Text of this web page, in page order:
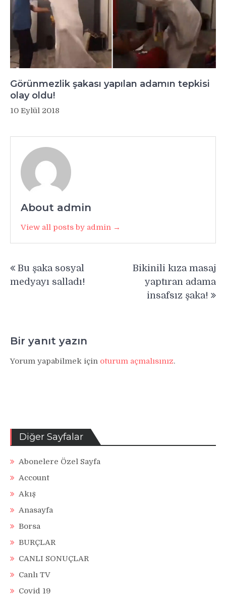
Görünmezlik şakası yapılan adamın tepkisi
olay oldu!
10 Eylül 2018
About admin
View all posts by admin →
gezinmesi
Bu şaka sosyal
medyayı salladı!
Bikinili kıza masaj
yaptıran adama
insafsız şaka!
Bir yanıt yazın
Yorum yapabilmek için oturum açmalısınız.
Diğer Sayfalar
Abonelere Özel Sayfa
Account
Akış
Anasayfa
Borsa
BURÇLAR
CANLI SONUÇLAR
Canlı TV
Covid 19